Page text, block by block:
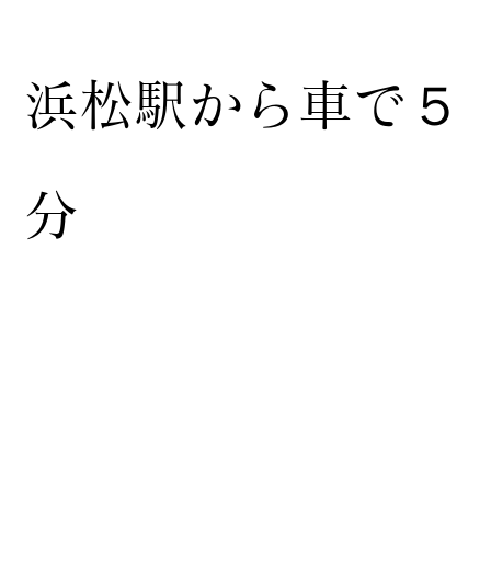
浜松駅から車で５
分